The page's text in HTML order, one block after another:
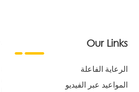
Our Links
الرعاية الفاعلة
المواعيد عبر الفيديو